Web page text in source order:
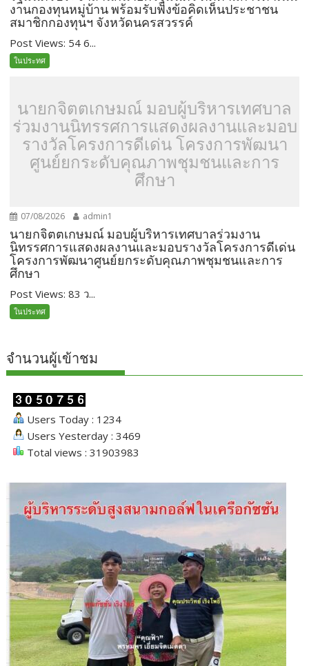
งานกองทุนหมู่บ้าน พร้อมรับฟังข้อคิดเห็นประชาชน
สมาชิกกองทุนฯ จังหวัดนครสวรรค์
Post Views: 54 6...
ในประทศ
นายกจิตตเกษมณ์ มอบผู้บริหารเทศบาล
ร่วมงานนิทรรศการแสดงผลงานและมอบ
รางวัลโครงการดีเด่น โครงการพัฒนา
ศูนย์ยกระดับคุณภาพชุมชนและการ
ศึกษา
07/08/2026 admin1
นายกจิตตเกษมณ์ มอบผู้บริหารเทศบาลร่วมงาน
นิทรรศการแสดงผลงานและมอบรางวัลโครงการดีเด่น
โครงการพัฒนาศูนย์ยกระดับคุณภาพชุมชนและการ
ศึกษา
Post Views: 83 ว...
ในประทศ
จำนวนผู้เข้าชม
Users Today : 1234
Users Yesterday : 3469
Total views : 31903983